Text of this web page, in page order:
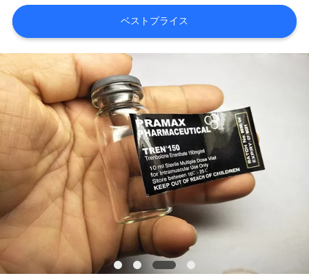
行
品
質
管
理
私
達
に
ベストプライス